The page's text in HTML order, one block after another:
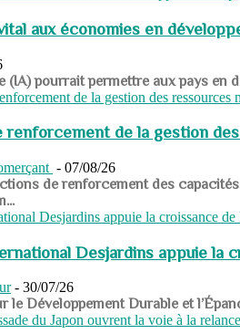
aux économies en
(IA) pourrait permettre aux pays en
renforcement de la gestion
- 07/08/26
de renforcement des
Desjardins appuie la
- 30/07/26
Développement Durable et